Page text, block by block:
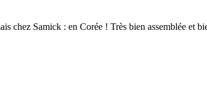
chez Samick : en Corée ! Très bien assemblée et